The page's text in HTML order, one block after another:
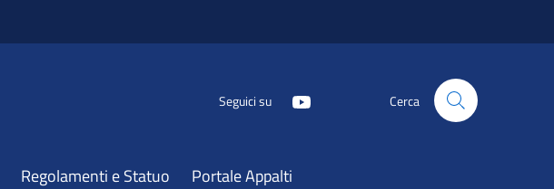
Seguici su Cerca
Regolamenti e Statuo Portale Appalti